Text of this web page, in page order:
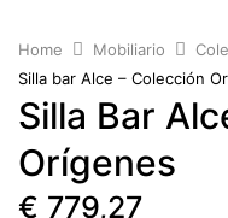
Home Mobiliario
Silla bar Alce – Colección
Silla Bar
Orígenes
€ 779,27